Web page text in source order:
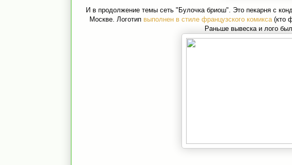
И в продолжение темы сеть "Булочка бриош". Это пекарня с
Москве. Логотип выполнен в стиле французского комикса (кто
Раньше вывеска и лого